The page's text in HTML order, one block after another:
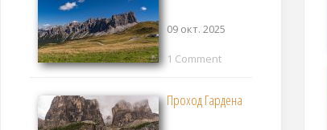
09 окт. 2025
1 Comment
Проход Гардена